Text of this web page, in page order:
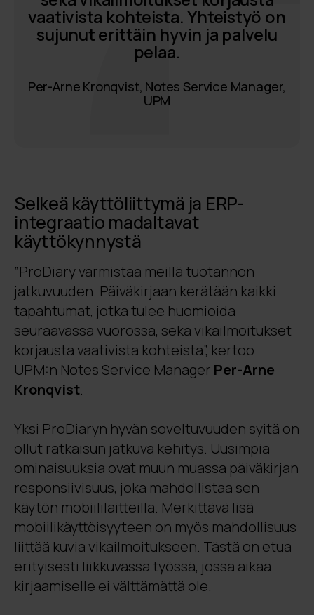
vaativista kohteista. Yhteistyö on
sujunut erittäin hyvin ja palvelu
pelaa.
Per-Arne Kronqvist, Notes Service Manager,
UPM
Selkeä käyttöliittymä ja ERP-
integraatio madaltavat
käyttökynnystä
”ProDiary varmistaa meillä tuotannon
jatkuvuuden. Päiväkirjaan kerätään kaikki
tapahtumat, jotka tulee huomioida
seuraavassa vuorossa, sekä vikailmoitukset
korjausta vaativista kohteista”, kertoo
UPM:n Notes Service Manager Per-Arne
Kronqvist.
Yksi ProDiaryn hyvän soveltuvuuden syitä on
ollut ratkaisun jatkuva kehitys. Uusimpia
ominaisuuksia ovat muun muassa päiväkirjan
responsiivisuus, joka mahdollistaa sen
käytön mobiililaitteilla. Merkittävä lisä
mobiilikäyttöisyyteen on myös mahdollisuus
liittää kuvia vikailmoitukseen. Tästä on etua
erityisesti liikkuvassa työssä, jossa aikaa
kirjaamiselle ei välttämättä ole.